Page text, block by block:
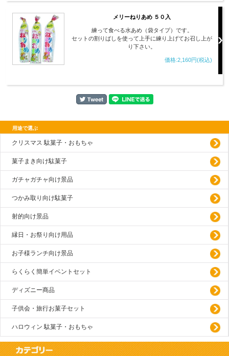
メリーねりあめ ５０入
練って食べる水あめ（袋タイプ）です。
セットの割りばしを使って上手に練り上げてお召し上が
り下さい。
価格:2,160円(税込)
用途で選ぶ
クリスマス 駄菓子・おもちゃ
菓子まき向け駄菓子
ガチャガチャ向け景品
つかみ取り向け駄菓子
射的向け景品
縁日・お祭り向け用品
お子様ランチ向け景品
らくらく簡単イベントセット
ディズニー商品
子供会・旅行お菓子セット
ハロウィン 駄菓子・おもちゃ